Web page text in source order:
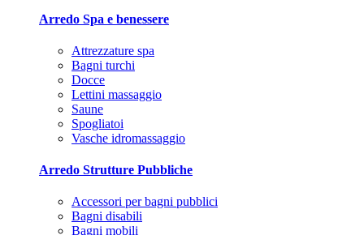
Arredo Spa e benessere
Attrezzature spa
Bagni turchi
Docce
Lettini massaggio
Saune
Spogliatoi
Vasche idromassaggio
Arredo Strutture Pubbliche
Accessori per bagni pubblici
Bagni disabili
Bagni mobili